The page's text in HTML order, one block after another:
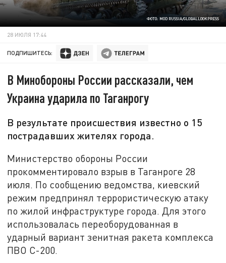
ФОТО: MOD RUSSIA/GLOBALLOOKPRESS
28 ИЮЛЯ 17:44
ПОДПИШИТЕСЬ:
В Минобороны России рассказали, чем
Украина ударила по Таганрогу
В результате происшествия известно о 15
пострадавших жителях города.
Министерство обороны России
прокомментировало взрыв в Таганроге 28
июля. По сообщению ведомства, киевский
режим предпринял террористическую атаку
по жилой инфраструктуре города. Для этого
использовалась переоборудованная в
ударный вариант зенитная ракета комплекса
ПВО С-200.